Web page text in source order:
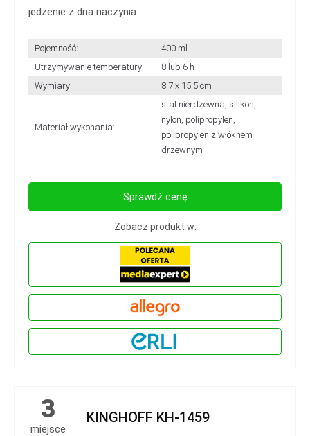
jedzenie z dna naczynia.
Pojemność:
400 ml
Utrzymywanie temperatury:
8 lub 6 h
Wymiary:
8.7 x 15.5 cm
Materiał wykonania:
stal nierdzewna, silikon,
nylon, polipropylen,
polipropylen z włóknem
drzewnym
Sprawdź cenę
Zobacz produkt w:
3
miejsce
KINGHOFF KH-1459